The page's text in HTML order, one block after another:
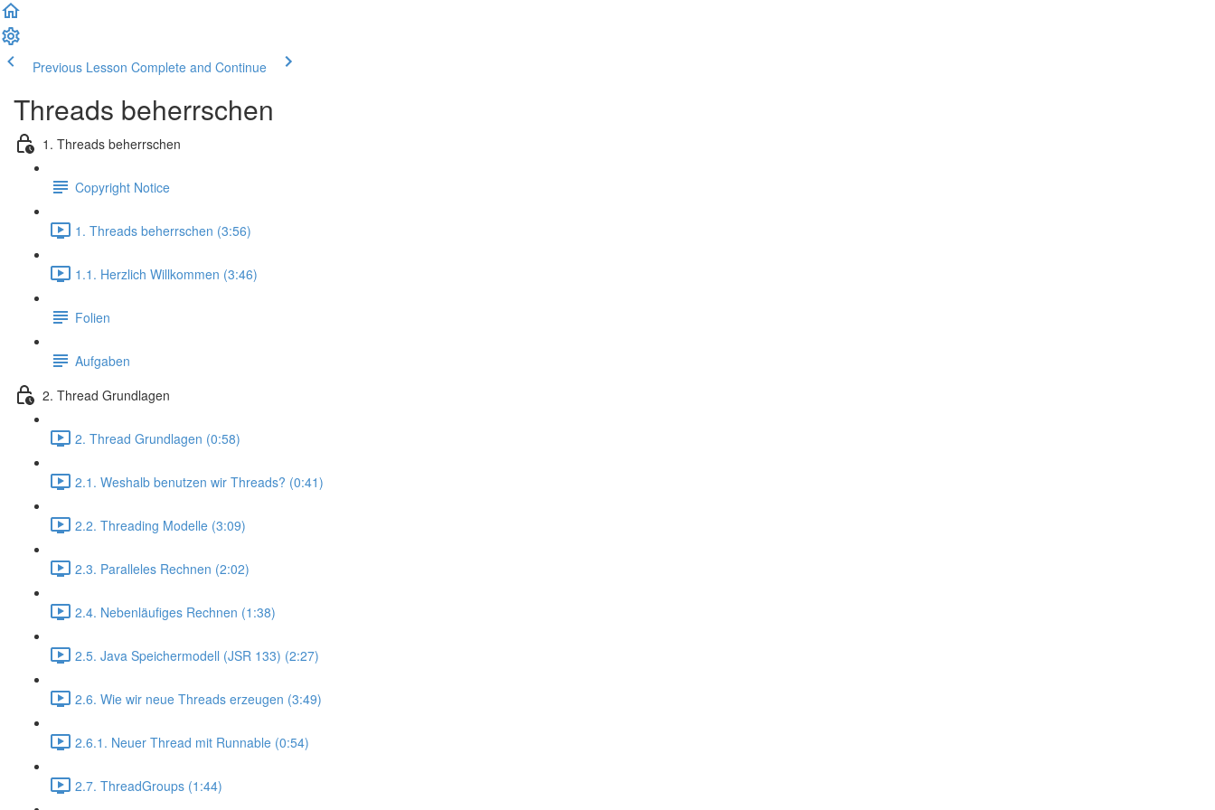
Previous Lesson Complete and Continue
Threads beherrschen
1. Threads beherrschen
Copyright Notice
1. Threads beherrschen (3:56)
1.1. Herzlich Willkommen (3:46)
Folien
Aufgaben
2. Thread Grundlagen
2. Thread Grundlagen (0:58)
2.1. Weshalb benutzen wir Threads? (0:41)
2.2. Threading Modelle (3:09)
2.3. Paralleles Rechnen (2:02)
2.4. Nebenläufiges Rechnen (1:38)
2.5. Java Speichermodell (JSR 133) (2:27)
2.6. Wie wir neue Threads erzeugen (3:49)
2.6.1. Neuer Thread mit Runnable (0:54)
2.7. ThreadGroups (1:44)